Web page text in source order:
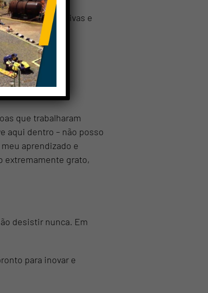
expectativas e
as partes.
éticas,
que trabalharam
aqui dentro – não posso
aprendizado e
extremamente grato,
desistir nunca. Em
para inovar e